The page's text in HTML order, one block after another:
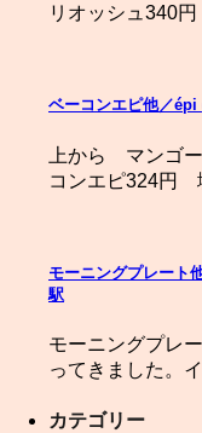
リオッシュ340
ベーコンエピ他／épi
上から マンゴ
コンエピ324円
モーニングプレート
駅
モーニングプレ
ってきました。
カテゴリー